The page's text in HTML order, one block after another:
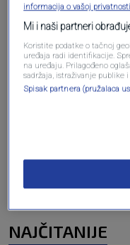
NAJČITANIJE
informacija o vašoj privatnosti
Mi i naši partneri
Koristite podatke o tačnoj
uređaja radi identifikacije.
na uređaju. Prilagođeno
sadržaja, istraživanje publike
Spisak partnera (pružalaca